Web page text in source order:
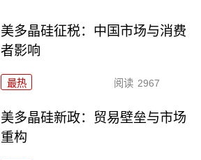
美多晶硅征税：中国市场与消费
者影响
最热 阅读 2967
美多晶硅新政：贸易壁垒与市场
重构